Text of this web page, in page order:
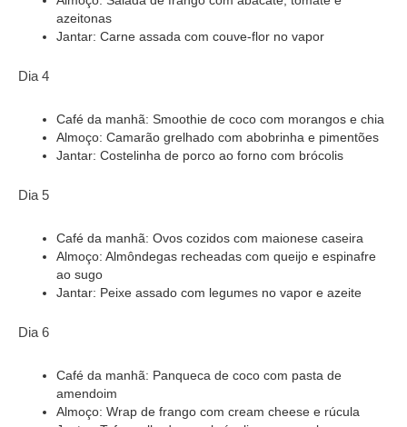
azeitonas
Jantar: Carne assada com couve-flor no vapor
Dia 4
Café da manhã: Smoothie de coco com morangos e chia
Almoço: Camarão grelhado com abobrinha e pimentões
Jantar: Costelinha de porco ao forno com brócolis
Dia 5
Café da manhã: Ovos cozidos com maionese caseira
Almoço: Almôndegas recheadas com queijo e espinafre
ao sugo
Jantar: Peixe assado com legumes no vapor e azeite
Dia 6
Café da manhã: Panqueca de coco com pasta de
amendoim
Almoço: Wrap de frango com cream cheese e rúcula